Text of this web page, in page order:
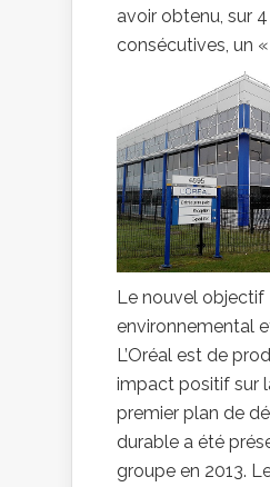
avoir obtenu, sur
consécutives, un
Le nouvel objectif
environnemental
L’Oréal est de
impact positif sur
premier plan de
durable a été
groupe en 2013.